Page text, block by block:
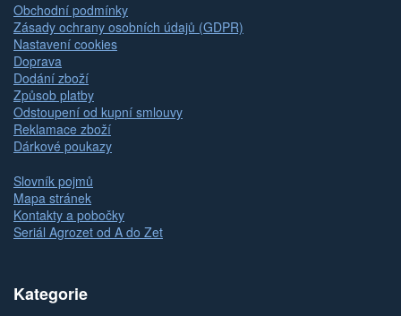
Obchodní podmínky
Zásady ochrany osobních údajů (GDPR)
Nastavení cookies
Doprava
Dodání zboží
Způsob platby
Odstoupení od kupní smlouvy
Reklamace zboží
Dárkové poukazy
Slovník pojmů
Mapa stránek
Kontakty a pobočky
Seriál Agrozet od A do Zet
Kategorie